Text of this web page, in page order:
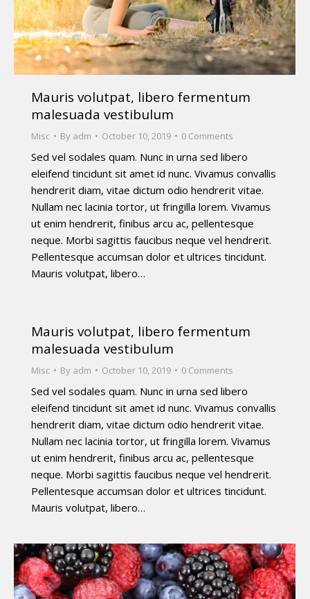
Mauris volutpat, libero fermentum
malesuada vestibulum
Misc By adm October 10, 2019 0 Comments
Sed vel sodales quam. Nunc in urna sed libero
eleifend tincidunt sit amet id nunc. Vivamus convallis
hendrerit diam, vitae dictum odio hendrerit vitae.
Nullam nec lacinia tortor, ut fringilla lorem. Vivamus
ut enim hendrerit, finibus arcu ac, pellentesque
neque. Morbi sagittis faucibus neque vel hendrerit.
Pellentesque accumsan dolor et ultrices tincidunt.
Mauris volutpat, libero…
Mauris volutpat, libero fermentum
malesuada vestibulum
Misc By adm October 10, 2019 0 Comments
Sed vel sodales quam. Nunc in urna sed libero
eleifend tincidunt sit amet id nunc. Vivamus convallis
hendrerit diam, vitae dictum odio hendrerit vitae.
Nullam nec lacinia tortor, ut fringilla lorem. Vivamus
ut enim hendrerit, finibus arcu ac, pellentesque
neque. Morbi sagittis faucibus neque vel hendrerit.
Pellentesque accumsan dolor et ultrices tincidunt.
Mauris volutpat, libero…